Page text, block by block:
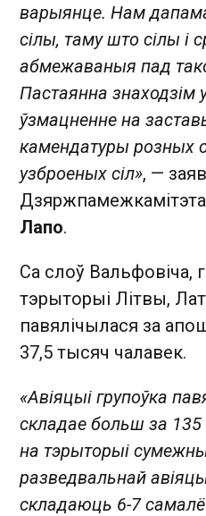
варыянце. Нам
сілы, таму што сілы і
абмежаваныя пад
Пастаянна знаходзім
ўзмацненне на
камендатуры розных
узброеных сіл», —
Дзяржпамежкамітэта
Лапо.
Са слоў Вальфовіча,
тэрыторыі Літвы,
павялічылася за
37,5 тысяч чалавек.
«Авіяцыі групоўка
складае больш за
на тэрыторыі
разведвальнай
складаюць 6-7